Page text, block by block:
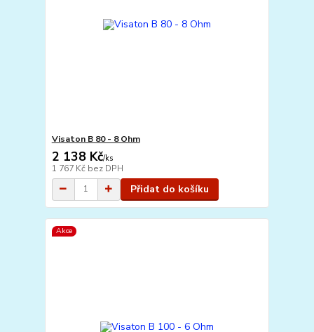
Visaton B 80 - 8 Ohm
2 138 Kč/ks
1 767 Kč bez DPH
Přidat do košíku
Akce